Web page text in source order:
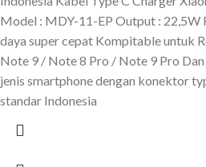
Model : MDY-11-EP Output : 22,5W
daya super cepat Kompitable untuk
Note 9 / Note 8 Pro / Note 9 Pro
jenis smartphone dengan konektor
standar Indonesia